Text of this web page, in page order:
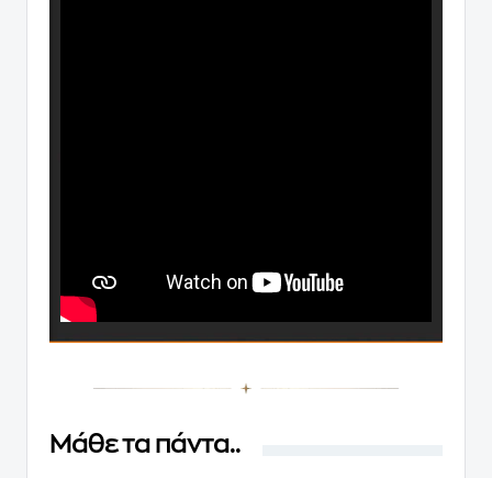
Μάθε τα πάντα..